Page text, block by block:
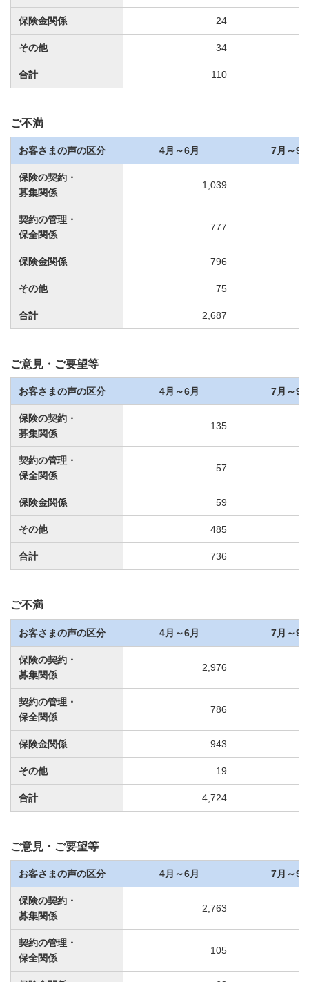
保険金関係 24
その他 34
合計 110
ご不満
お客さまの声の区分 4月～6月 7月～9
保険の契約・
募集関係
1,039
契約の管理・
保全関係
777
保険金関係 796
その他 75
合計 2,687
ご意見・ご要望等
お客さまの声の区分 4月～6月 7月～9
保険の契約・
募集関係
135
契約の管理・
保全関係
57
保険金関係 59
その他 485
合計 736
ご不満
お客さまの声の区分 4月～6月 7月～9
保険の契約・
募集関係
2,976
契約の管理・
保全関係
786
保険金関係 943
その他 19
合計 4,724
ご意見・ご要望等
お客さまの声の区分 4月～6月 7月～9
保険の契約・
募集関係
2,763
契約の管理・
保全関係
105